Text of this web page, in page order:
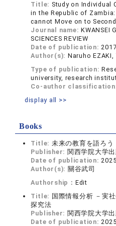
Title: Study on Individual
in the Republic of
cannot Move on to
Journal name:KWANSEI
SCIENCES REVIEW
Date of publication:
Author(s): Naruho EZAKI,
Type of publication:
university, research
Co-author
display all >>
Books
Title: 未来の教育を語ろう
Publisher: 関西学院大学
Date of publication:
Author(s): 關谷武司
Authorship： Edit
Title: 国際情報分析 －実
探究法
Publisher: 関西学院大学
Date of publication: